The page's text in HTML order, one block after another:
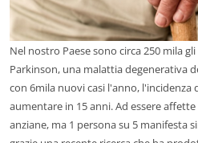
Nel nostro Paese sono circa 250 mila
Parkinson, una malattia degenerativa
con 6mila nuovi casi l'anno, l'incidenza
aumentare in 15 anni. Ad essere
anziane, ma 1 persona su 5 manifesta